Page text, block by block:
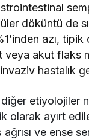
döküntü de
azı, tipik
veya akut flaks
hastalık
etiyolojiler
olarak ayırt
ve ense